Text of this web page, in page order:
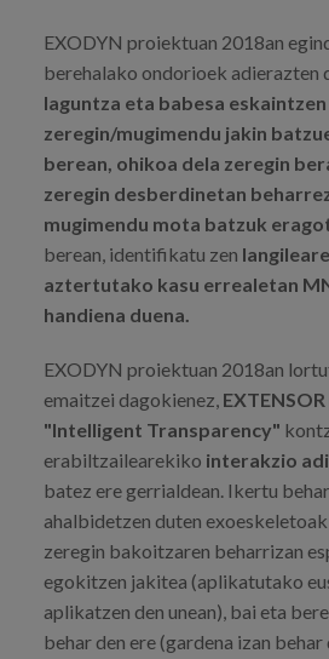
EXODYN proiektuan 2018an
berehalako ondorioek adierazten
laguntza eta babesa
zeregin/mugimendu jakin
berean, ohikoa dela zeregin
zeregin desberdinetan
mugimendu mota batzuk
berean, identifikatu zen
aztertutako kasu errealetan
handiena duena.
EXODYN proiektuan 2018an
emaitzei dagokienez, EXTENSOR
"Intelligent Transparency"
erabiltzailearekiko interakzio
batez ere gerrialdean. Ikertu
ahalbidetzen duten
zeregin bakoitzaren beharrizan
egokitzen jakitea (aplikatutako
aplikatzen den unean), bai eta
behar den ere (gardena izan behar